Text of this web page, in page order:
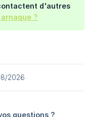
d'autres
?
2026
questions ?